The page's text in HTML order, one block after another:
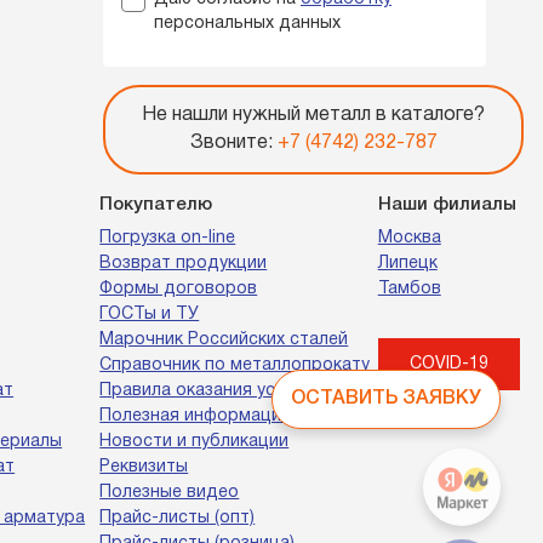
арматура
Покупателю
Погрузка on-line
Возврат продукции
Формы договоров
ГОСТы и ТУ
Марочник Российских сталей
Справочник по металлопрокату
Правила оказания услуг
Полезная информация
Новости и публикации
Реквизиты
Полезные видео
Прайс-листы (опт)
Наши филиалы
Москва
Липецк
Тамбов
COVID-19
персональных данных
Не нашли нужный металл в каталоге?
Звоните: +7 (4742) 232-787
ОСТАВИТЬ ЗАЯВКУ